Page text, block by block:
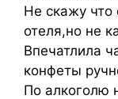
Не скажу что
отеля,но не
Впечатлила
конфеты
По алкоголю